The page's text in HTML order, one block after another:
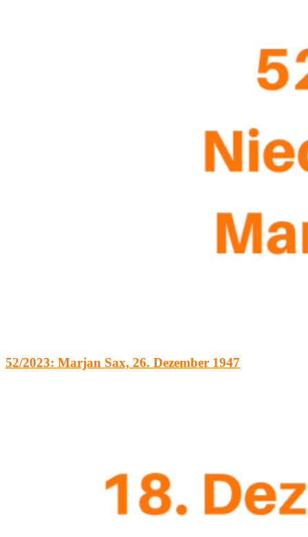
52/2023: Marjan Sax, 26. Dezember 1947